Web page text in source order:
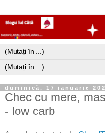
duminică, 17 ianuarie
Chec cu mere,
- low carb